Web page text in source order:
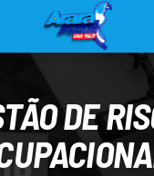
DE